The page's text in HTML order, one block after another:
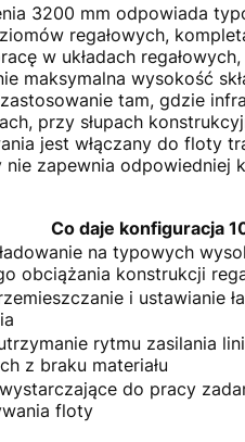
3200 mm odpowiada
regałowych,
w układach
maksymalna wysokość
tam, gdzie
przy słupach
jest włączany do floty
nie zapewnia
Co daje konfiguracja
na typowych
obciążania konstrukcji
i ustawianie
rytmu zasilania
z braku materiału
do pracy
floty